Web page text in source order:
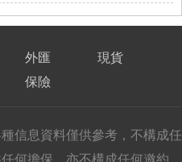
外匯
現貨
保險
息資料僅供參考，不構成任
何擔保，亦不構成任何邀約，